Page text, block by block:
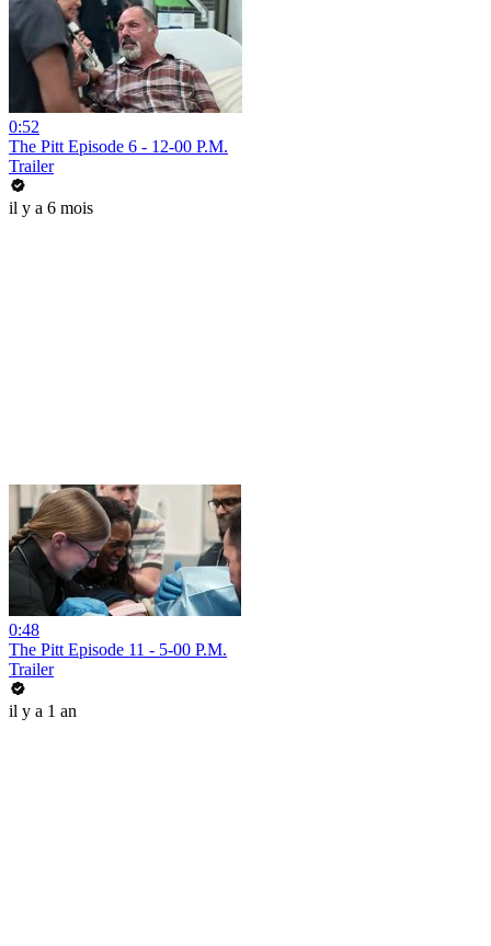
0:52
The Pitt Episode 6 - 12-00 P.M.
Trailer
il y a 6 mois
0:48
The Pitt Episode 11 - 5-00 P.M.
Trailer
il y a 1 an